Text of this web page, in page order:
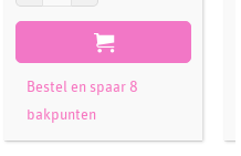
Bestel en spaar 8
bakpunten